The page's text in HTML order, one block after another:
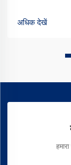
बनाने में मदद करते हैं
अधिक देखें